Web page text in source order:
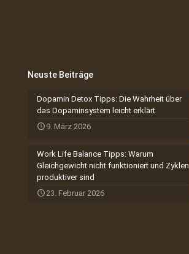
Neuste Beiträge
Dopamin Detox Tipps: Die Wahrheit über
das Dopaminsystem leicht erklärt
9. März 2026
Work Life Balance Tipps: Warum
Gleichgewicht nicht funktioniert und Zyklen
produktiver sind
23. Februar 2026